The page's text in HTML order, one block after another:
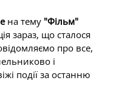
на тему "Фільм"
зараз, що сталося
про все,
і
події за останню